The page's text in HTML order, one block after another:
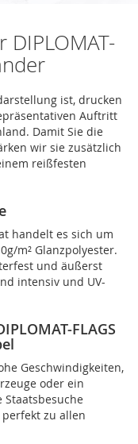
ist, drucken
Auftritt
Damit Sie die
wir sie zusätzlich
reißfesten
handelt es sich um
m² Glanzpolyester.
und äußerst
intensiv und UV-
FLAGS
Geschwindigkeiten,
oder ein
zu allen